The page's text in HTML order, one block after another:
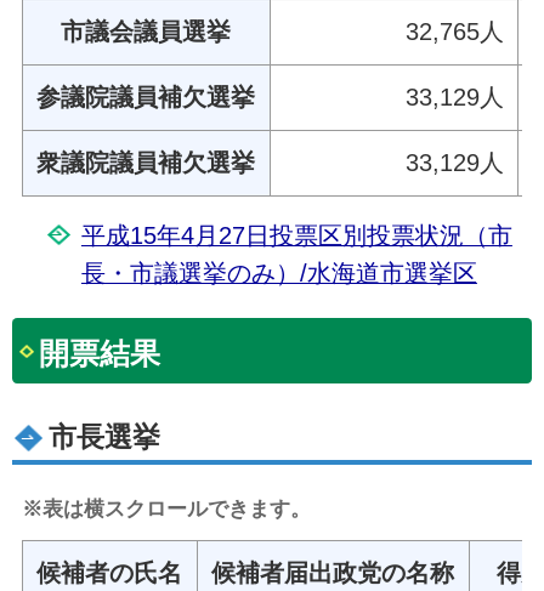
市議会議員選挙 32,765人
参議院議員補欠選挙 33,129人
衆議院議員補欠選挙 33,129人
平成15年4月27日投票区別投票状況（市
長・市議選挙のみ）/水海道市選挙区
開票結果
市長選挙
※表は横スクロールできます。
候補者の氏名 候補者届出政党の名称 得